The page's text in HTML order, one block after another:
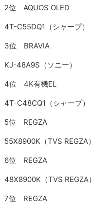
2位 AQUOS OLED
4T-C55DQ1（シャープ）
3位 BRAVIA
KJ-48A9S（ソニー）
4位 4K有機EL
4T-C48CQ1（シャープ）
5位 REGZA
55X8900K（TVS REGZA）
6位 REGZA
48X8900K（TVS REGZA）
7位 REGZA